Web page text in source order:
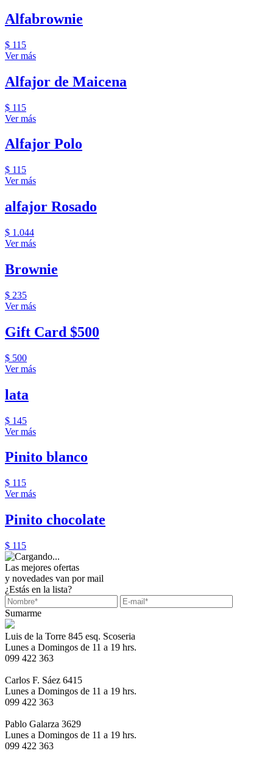
Alfabrownie
$ 115
Ver más
Alfajor de Maicena
$ 115
Ver más
Alfajor Polo
$ 115
Ver más
alfajor Rosado
$ 1.044
Ver más
Brownie
$ 235
Ver más
Gift Card $500
$ 500
Ver más
lata
$ 145
Ver más
Pinito blanco
$ 115
Ver más
Pinito chocolate
$ 115
Las mejores ofertas
y novedades van por mail
¿Estás en la lista?
Sumarme
Luis de la Torre 845 esq. Scoseria
Lunes a Domingos de 11 a 19 hrs.
099 422 363
Carlos F. Sáez 6415
Lunes a Domingos de 11 a 19 hrs.
099 422 363
Pablo Galarza 3629
Lunes a Domingos de 11 a 19 hrs.
099 422 363